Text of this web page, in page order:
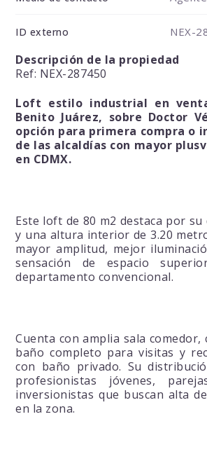
ID externo NEX-
Descripción de la propiedad
Ref: NEX-287450
Loft estilo industrial en
Benito Juárez, sobre Doctor
opción para primera compra o
de las alcaldías con mayor
en CDMX.
Este loft de 80 m2 destaca por
y una altura interior de 3.20
mayor amplitud, mejor
sensación de espacio
departamento convencional.
Cuenta con amplia sala comedor,
baño completo para visitas y
con baño privado. Su
profesionistas jóvenes,
inversionistas que buscan alta
en la zona.